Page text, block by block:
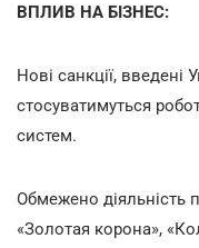
ВПЛИВ НА БІЗНЕС:
Нові санкції, введені
стосуватимуться
систем.
Обмежено діяльність
«Золотая корона»,